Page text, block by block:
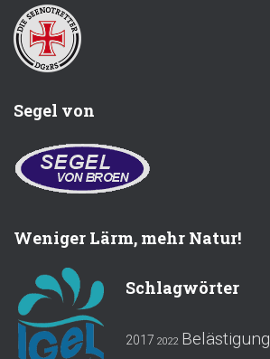
Segel von
Weniger Lärm, mehr Natur!
Schlagwörter
2017 2022 Belästigung